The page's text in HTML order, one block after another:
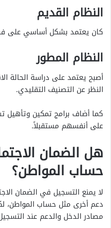
النظام القديم
كان يعتمد بشكل أساسي على
النظام المطور
أصبح يعتمد على دراسة الحالة
النظر عن التصنيف التقليدي.
كما أضاف برامج تمكين وتأهيل
على أنفسهم مستقبلاً.
هل الضمان
حساب المواطن؟
لا يمنع التسجيل في الضمان
دعم أخرى مثل حساب المواطن،
مصادر الدخل والدعم عند